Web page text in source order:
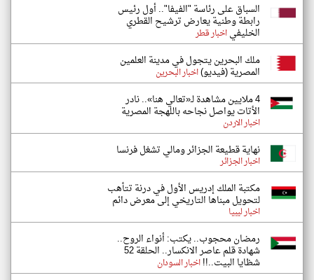
السباق على رئاسة "الفيفا".. أول رئيس
رابطة وطنية يعارض ترشيح القطري
الخليفياخبار قطر
ملك البحرين يتجول في مدينة العلمين
المصرية (فيديو)اخبار البحرين
4 ملايين مشاهدة لـ«تعالي هنا».. نادر
الأتات يواصل نجاحه باللهجة المصرية
اخبار الاردن
نهاية قطيعة الجزائر ومالي تشغل فرنسا
اخبار الجزائر
مكتبة الملك إدريس الأول في درنة تتأهب
لتحويل مبناها التاريخي إلى معرض دائم
اخبار ليبيا
​رمضان محجوب.. يكتب: أنواء الروح..
شهادة قلم عاصر الانكسار.. الحلقة 52
شظايا البيت..!!اخبار السودان